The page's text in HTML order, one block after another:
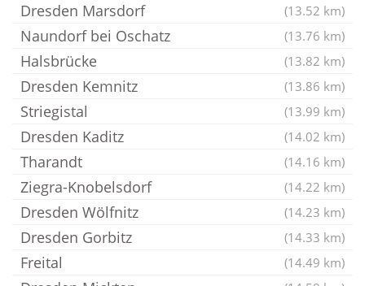
Dresden Marsdorf (13.52 km)
Naundorf bei Oschatz (13.76 km)
Halsbrücke (13.82 km)
Dresden Kemnitz (13.86 km)
Striegistal (13.99 km)
Dresden Kaditz (14.02 km)
Tharandt (14.16 km)
Ziegra-Knobelsdorf (14.22 km)
Dresden Wölfnitz (14.23 km)
Dresden Gorbitz (14.33 km)
Freital (14.49 km)